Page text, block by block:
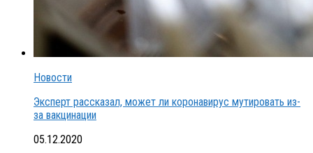
Новости
Эксперт рассказал, может ли коронавирус мутировать из-
за вакцинации
05.12.2020